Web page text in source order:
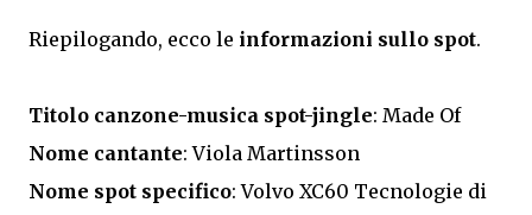
Riepilogando, ecco le informazioni sullo spot.
Titolo canzone-musica spot-jingle: Made Of
Nome cantante: Viola Martinsson
Nome spot specifico: Volvo XC60 Tecnologie di